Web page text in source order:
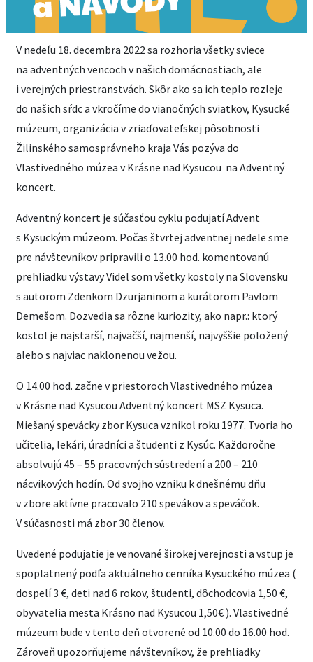
V nedeľu 18. decembra 2022 sa rozhoria všetky sviece
na adventných vencoch v našich domácnostiach, ale
i verejných priestranstvách. Skôr ako sa ich teplo rozleje
do našich sŕdc a vkročíme do vianočných sviatkov, Kysucké
múzeum, organizácia v zriaďovateľskej pôsobnosti
Žilinského samosprávneho kraja Vás pozýva do
Vlastivedného múzea v Krásne nad Kysucou na Adventný
koncert.
Adventný koncert je súčasťou cyklu podujatí Advent
s Kysuckým múzeom. Počas štvrtej adventnej nedele sme
pre návštevníkov pripravili o 13.00 hod. komentovanú
prehliadku výstavy Videl som všetky kostoly na Slovensku
s autorom Zdenkom Dzurjaninom a kurátorom Pavlom
Demešom. Dozvedia sa rôzne kuriozity, ako napr.: ktorý
kostol je najstarší, najväčší, najmenší, najvyššie položený
alebo s najviac naklonenou vežou.
O 14.00 hod. začne v priestoroch Vlastivedného múzea
v Krásne nad Kysucou Adventný koncert MSZ Kysuca.
Miešaný spevácky zbor Kysuca vznikol roku 1977. Tvoria ho
učitelia, lekári, úradníci a študenti z Kysúc. Každoročne
absolvujú 45 – 55 pracovných sústredení a 200 – 210
nácvikových hodín. Od svojho vzniku k dnešnému dňu
v zbore aktívne pracovalo 210 spevákov a speváčok.
V súčasnosti má zbor 30 členov.
Uvedené podujatie je venované širokej verejnosti a vstup je
spoplatnený podľa aktuálneho cenníka Kysuckého múzea (
dospelí 3 €, deti nad 6 rokov, študenti, dôchodcovia 1,50 €,
obyvatelia mesta Krásno nad Kysucou 1,50€ ). Vlastivedné
múzeum bude v tento deň otvorené od 10.00 do 16.00 hod.
Zároveň upozorňujeme návštevníkov, že prehliadky